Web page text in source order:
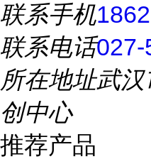
联系手机
联系电话027-
所在地址武汉
创中心
推荐产品